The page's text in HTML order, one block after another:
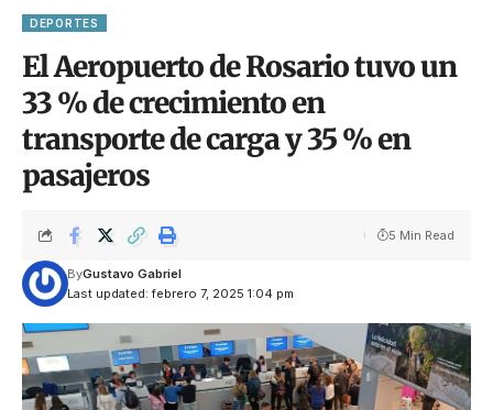
DEPORTES
El Aeropuerto de Rosario tuvo un
33 % de crecimiento en
transporte de carga y 35 % en
pasajeros
Last updated: febrero 7, 2025 1:04 pm
ByGustavo Gabriel
5 Min Read